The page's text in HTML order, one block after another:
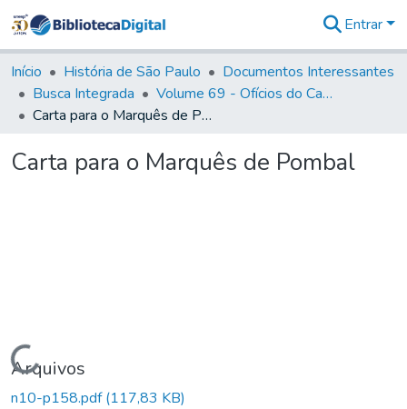
&
Coleções
Tudo na
Biblioteca
Estatísticas
Entrar
Início História de São Paulo
Documentos Interessantes
Busca Integrada
Volume 69 - Ofícios do Capitão D. Luiz Antonio de Souza Botelho Mourão aos Vice-Reis e Ministros (1771-1772)
Carta para o Marquês de Pombal
Carta para o Marquês de Pombal
Carregando...
Arquivos
n10-p158.pdf(117,83 KB)